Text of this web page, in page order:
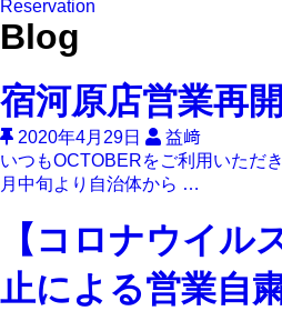
Reservation
Blog
宿河原店営業再
2020年4月29日
益﨑
いつもOCTOBERをご利用いただ
月中旬より自治体から …
【コロナウイル
止による営業自